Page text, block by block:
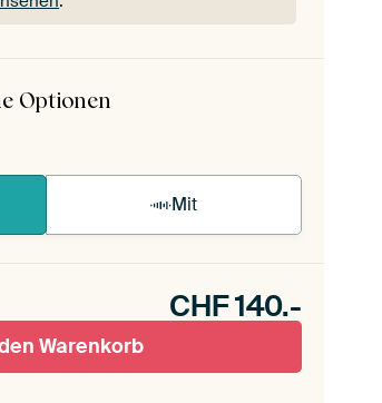
Handumdrehen aufgebaut.
Optionen
Mit
CHF140.-
Warenkorb